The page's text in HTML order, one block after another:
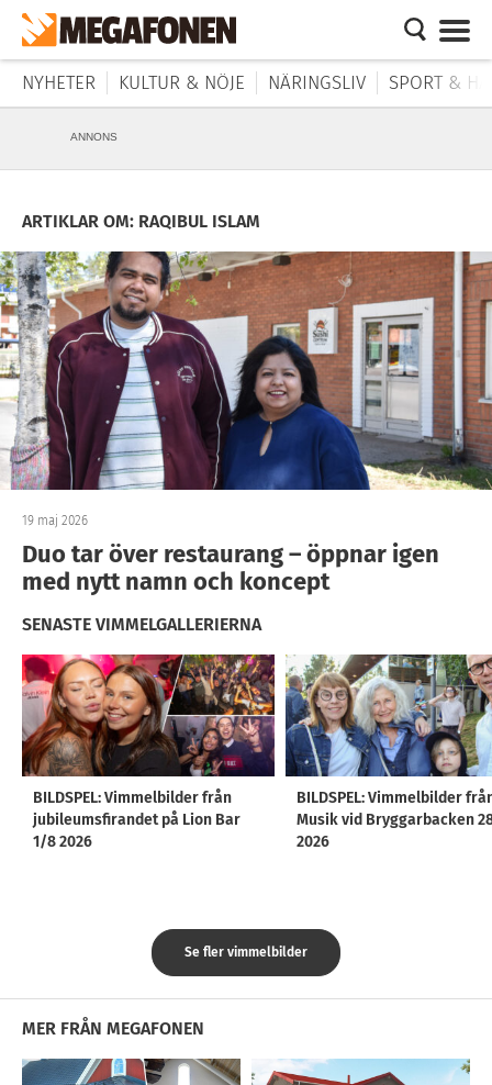
NYHETER KULTUR & NÖJE NÄRINGSLIV SPORT &
ANNONS
ARTIKLAR OM: RAQIBUL ISLAM
19 maj 2026
Duo tar över restaurang – öppnar igen
med nytt namn och koncept
SENASTE VIMMELGALLERIERNA
BILDSPEL: Vimmelbilder från
jubileumsfirandet på Lion Bar
1/8 2026
BILDSPEL: Vimmelbilder
Musik vid Bryggarbacken
2026
Se fler vimmelbilder
MER FRÅN MEGAFONEN